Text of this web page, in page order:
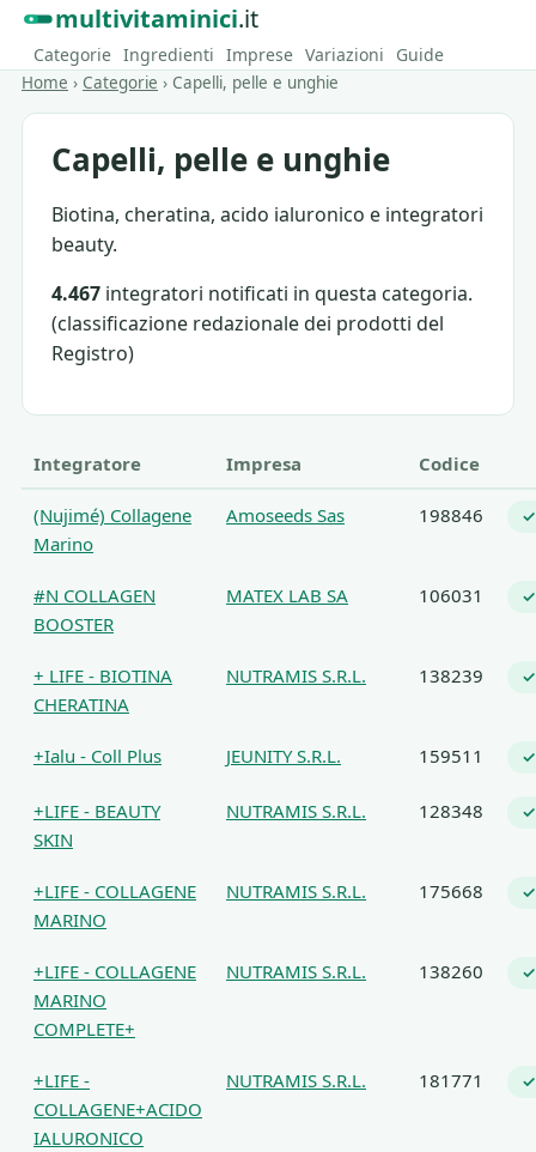
multivitaminici.it
Categorie Ingredienti Imprese Variazioni Guide
Home › Categorie › Capelli, pelle e unghie
Capelli, pelle e unghie
Biotina, cheratina, acido ialuronico e integratori
beauty.
4.467 integratori notificati in questa categoria.
(classificazione redazionale dei prodotti del
Registro)
Integratore Impresa Codice
(Nujimé) Collagene
Marino
Amoseeds Sas 198846 ✓
#N COLLAGEN
BOOSTER
MATEX LAB SA 106031 ✓
+ LIFE - BIOTINA
CHERATINA
NUTRAMIS S.R.L. 138239 ✓
+Ialu - Coll Plus JEUNITY S.R.L. 159511 ✓
+LIFE - BEAUTY
SKIN
NUTRAMIS S.R.L. 128348 ✓
+LIFE - COLLAGENE
MARINO
NUTRAMIS S.R.L. 175668 ✓
+LIFE - COLLAGENE
MARINO
COMPLETE+
NUTRAMIS S.R.L. 138260 ✓
+LIFE -
COLLAGENE+ACIDO
IALURONICO
NUTRAMIS S.R.L. 181771 ✓